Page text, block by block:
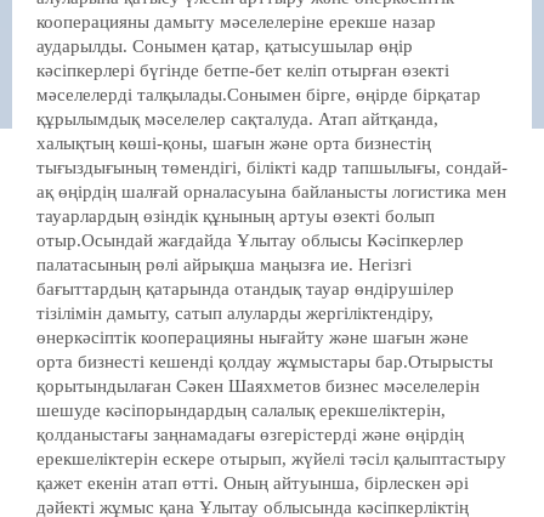
кооперацияны дамыту мәселелеріне ерекше назар
аударылды. Сонымен қатар, қатысушылар өңір
кәсіпкерлері бүгінде бетпе-бет келіп отырған өзекті
мәселелерді талқылады.Сонымен бірге, өңірде бірқатар
құрылымдық мәселелер сақталуда. Атап айтқанда,
халықтың көші-қоны, шағын және орта бизнестің
тығыздығының төмендігі, білікті кадр тапшылығы, сондай-
ақ өңірдің шалғай орналасуына байланысты логистика мен
тауарлардың өзіндік құнының артуы өзекті болып
отыр.Осындай жағдайда Ұлытау облысы Кәсіпкерлер
палатасының рөлі айрықша маңызға ие. Негізгі
бағыттардың қатарында отандық тауар өндірушілер
тізілімін дамыту, сатып алуларды жергіліктендіру,
өнеркәсіптік кооперацияны нығайту және шағын және
орта бизнесті кешенді қолдау жұмыстары бар.Отырысты
қорытындылаған Сәкен Шаяхметов бизнес мәселелерін
шешуде кәсіпорындардың салалық ерекшеліктерін,
қолданыстағы заңнамадағы өзгерістерді және өңірдің
ерекшеліктерін ескере отырып, жүйелі тәсіл қалыптастыру
қажет екенін атап өтті. Оның айтуынша, бірлескен әрі
дәйекті жұмыс қана Ұлытау облысында кәсіпкерліктің